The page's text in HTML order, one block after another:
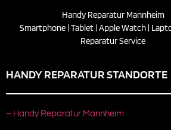
Handy Reparatur Mannheim
Smartphone | Tablet | Apple Watch |
Reparatur Service
HANDY REPARATUR STANDORTE
– Handy Reparatur Mannheim